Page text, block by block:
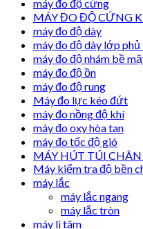
máy đo độ cứng
MÁY ĐO ĐỘ CỨNG
máy đo độ dày
máy đo độ dày lớp phủ
máy đo độ nhám bề
máy đo độ ồn
máy đo độ rung
Máy đo lực kéo đứt
máy đo nồng độ khí
máy đo oxy hòa tan
máy đo tốc độ gió
MÁY HÚT TÚI
Máy kiểm tra độ bền
máy lắc
máy lắc ngang
máy lắc tròn
máy li tâm